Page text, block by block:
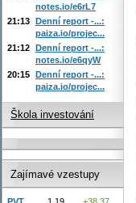
notes.io/e6rL7
21:13 Denní report -...:
paiza.io/projec...
21:12 Denní report -...:
notes.io/e6qyW
20:15 Denní report -...:
paiza.io/projec...
Škola investování
Zajímavé vzestupy